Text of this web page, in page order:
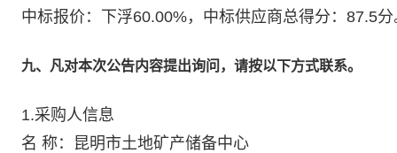
中标报价：下浮60.00%，中标供应商总得分：87.5分
九、凡对本次公告内容提出询问，请按以下方式联系。
1.采购人信息
名 称：昆明市土地矿产储备中心